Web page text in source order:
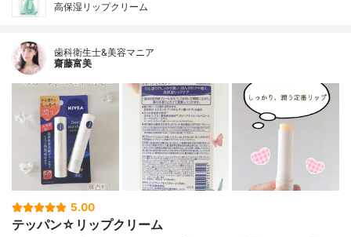
高保湿リップクリーム
歯科衛生士&美容マニア
齋藤富美
5.00
テッパン☆リップクリーム